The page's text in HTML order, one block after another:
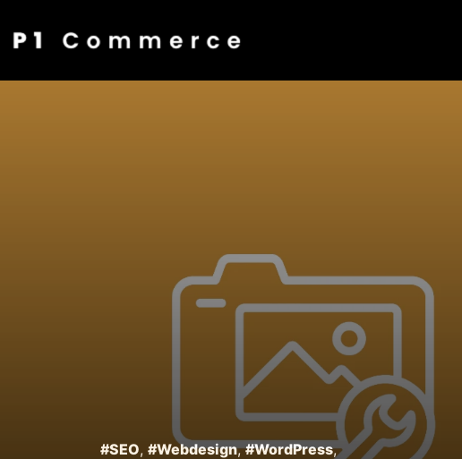
#SEO, #Webdesign,#WordPress,